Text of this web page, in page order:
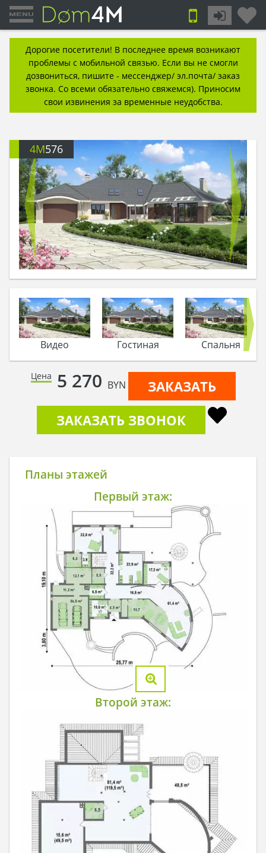
Дорогие посетители! В последнее время возникают
проблемы с мобильной связью. Если вы не смогли
дозвониться, пишите - мессенджер/ эл.почта/ заказ
звонка. Со всеми обязательно свяжемся). Приносим
свои извинения за временные неудобства.
4M576
Видео Гостиная Спальня
Цена 5 270 BYN
ЗАКАЗАТЬ
ЗАКАЗАТЬ ЗВОНОК
Планы этажей
Первый этаж:
Второй этаж: